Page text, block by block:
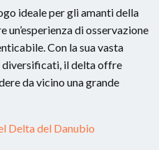
ideale per gli amanti della
un’esperienza di osservazione
Con la sua vasta
il delta offre
da vicino una grande
Delta del Danubio